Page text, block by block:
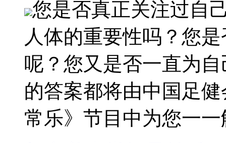
您是否真正关注过自
人体的重要性吗？您
呢？您又是否一直为
的答案都将由中国足
常乐》节目中为您一